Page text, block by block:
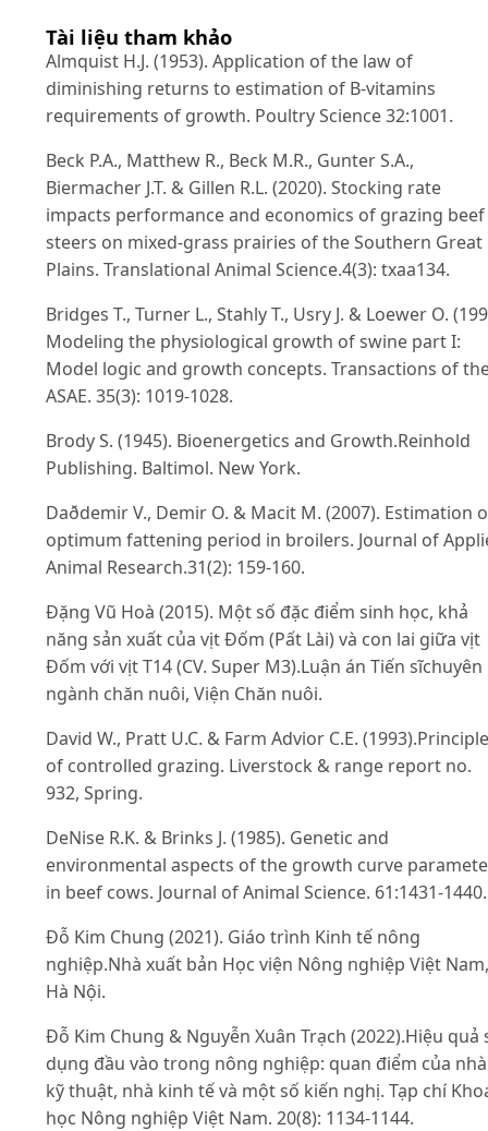
Tài liệu tham khảo
Almquist H.J. (1953). Application of the law of
diminishing returns to estimation of B-vitamins
requirements of growth. Poultry Science 32:1001.
Beck P.A., Matthew R., Beck M.R., Gunter S.A.,
Biermacher J.T. & Gillen R.L. (2020). Stocking rate
impacts performance and economics of grazing beef
steers on mixed-grass prairies of the Southern Great
Plains. Translational Animal Science.4(3): txaa134.
Bridges T., Turner L., Stahly T., Usry J. & Loewer O.
Modeling the physiological growth of swine part I:
Model logic and growth concepts. Transactions of
ASAE. 35(3): 1019-1028.
Brody S. (1945). Bioenergetics and Growth.Reinhold
Publishing. Baltimol. New York.
Daðdemir V., Demir O. & Macit M. (2007). Estimation
optimum fattening period in broilers. Journal of
Animal Research.31(2): 159-160.
Đặng Vũ Hoà (2015). Một số đặc điểm sinh học, khả
năng sản xuất của vịt Đốm (Pất Lài) và con lai giữa vịt
Đốm với vịt T14 (CV. Super M3).Luận án Tiến sĩchuyên
ngành chăn nuôi, Viện Chăn nuôi.
David W., Pratt U.C. & Farm Advior C.E.
of controlled grazing. Liverstock & range report no.
932, Spring.
DeNise R.K. & Brinks J. (1985). Genetic and
environmental aspects of the growth curve
in beef cows. Journal of Animal Science. 61:1431-1440.
Đỗ Kim Chung (2021). Giáo trình Kinh tế nông
nghiệp.Nhà xuất bản Học viện Nông nghiệp Việt Nam,
Hà Nội.
Đỗ Kim Chung & Nguyễn Xuân Trạch (2022).Hiệu quả
dụng đầu vào trong nông nghiệp: quan điểm của nhà
kỹ thuật, nhà kinh tế và một số kiến nghị. Tạp chí
học Nông nghiệp Việt Nam. 20(8): 1134-1144.